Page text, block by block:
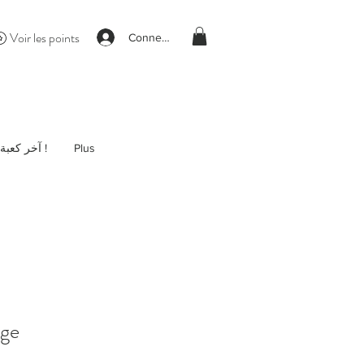
Connexion
Voir les points
آخر كعبة ! Plus